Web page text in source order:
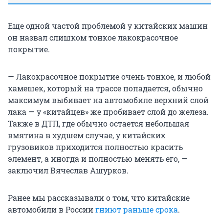
Еще одной частой проблемой у китайских машин
он назвал слишком тонкое лакокрасочное
покрытие.
— Лакокрасочное покрытие очень тонкое, и любой
камешек, который на трассе попадается, обычно
максимум выбивает на автомобиле верхний слой
лака — у «китайцев» же пробивает слой до железа.
Также в ДТП, где обычно остается небольшая
вмятина в худшем случае, у китайских
грузовиков приходится полностью красить
элемент, а иногда и полностью менять его, —
заключил Вячеслав Ашурков.
Ранее мы рассказывали о том, что китайские
автомобили в Россиигниют раньше срока.